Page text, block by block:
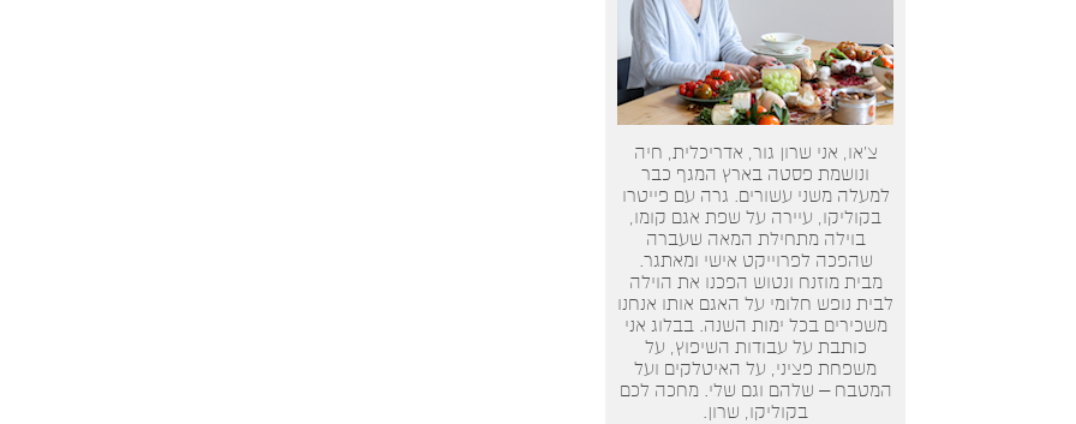
צ’או, אני שרון גור, אדריכלית, חיה
ונושמת פסטה בארץ המגף כבר
למעלה משני עשורים. גרה עם פייטרו
בקוליקו, עיירה על שפת אגם קומו,
בוילה מתחילת המאה שעברה
שהפכה לפרוייקט אישי ומאתגר.
מבית מוזנח ונטוש הפכנו את הוילה
לבית נופש חלומי על האגם אותו אנחנו
משכירים בכל ימות השנה. בבלוג אני
כותבת על עבודות השיפוץ, על
משפחת פציני, על האיטלקים ועל
המטבח – שלהם וגם שלי. מחכה לכם
בקוליקו, שרון.